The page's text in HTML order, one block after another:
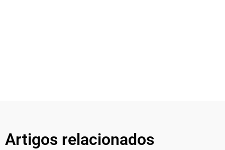
Artigos relacionados